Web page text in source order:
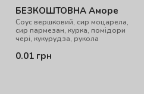
БЕЗКОШТОВНА Аморе
Соус вершковий, сир моцарела,
сир пармезан, курка, помідори
чері, кукурудза, рукола
0.01 грн